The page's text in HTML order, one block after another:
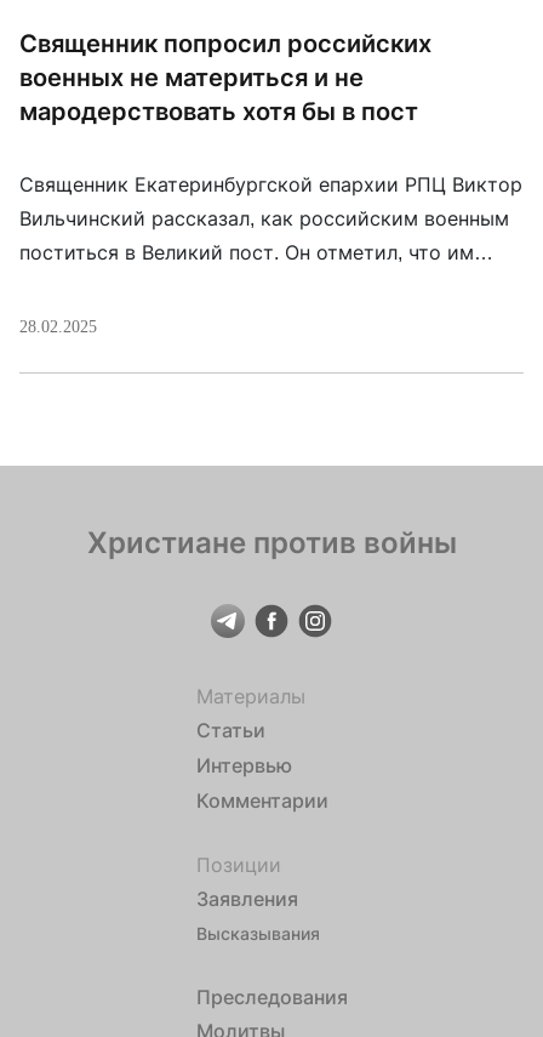
Священник попросил российских
военных не материться и не
мародерствовать хотя бы в пост
Священник Екатеринбургской епархии РПЦ Виктор
Вильчинский рассказал, как российским военным
поститься в Великий пост. Он отметил, что им
постараться придерживаться постной пищи,
28.02.2025
Христиане против войны
Материалы
Статьи
Интервью
Комментарии
Позиции
Заявления
Высказывания
Преследования
Молитвы